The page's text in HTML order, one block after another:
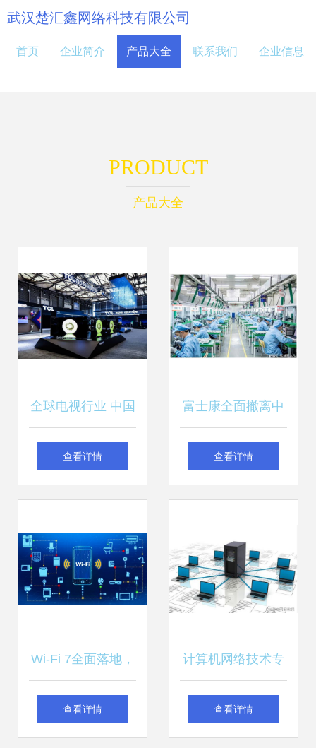
武汉楚汇鑫网络科技有限公司
首页 企业简介 产品大全 联系我们 企业信息
PRODUCT
产品大全
全球电视行业 中国
主导时代下的技术
查看详情
富士康全面撤离中
国 对中国制造业与
查看详情
Wi-Fi 7全面落地，
驱动短距离通信市
查看详情
计算机网络技术专
业 聚焦软硬件开
查看详情